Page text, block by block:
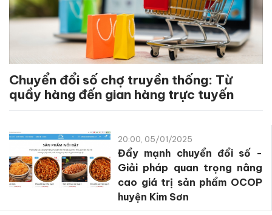
Chuyển đổi số chợ truyền thống: Từ
quầy hàng đến gian hàng trực tuyến
20:00, 05/01/2025
Đẩy mạnh chuyển đổi số -
Giải pháp quan trọng nâng
cao giá trị sản phẩm OCOP
huyện Kim Sơn